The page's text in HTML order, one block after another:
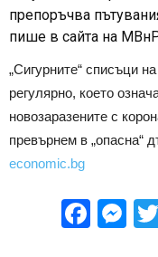
препоръчва
пише в сайта на
„Сигурните“ списъци
регулярно, което
новозаразените с
превърнем в „опасна“
economic.bg